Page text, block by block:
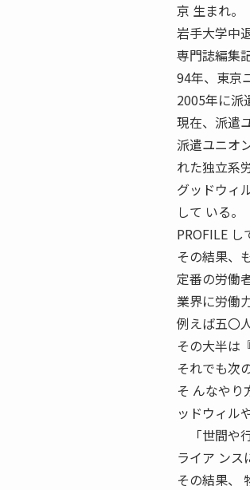
京 生まれ。
岩手大学中退
専門誌編集
94年、東京
2005年に派
現在、派遣
派遣ユニオ
れた独立系
グッドウィ
して いる。
PROFILE し
その結果、
定番の労働
業界に労働
例えば五〇
その大半は
それでも次
そ んなや
ッドウィル
「世間や
ライア ンス
その結果、